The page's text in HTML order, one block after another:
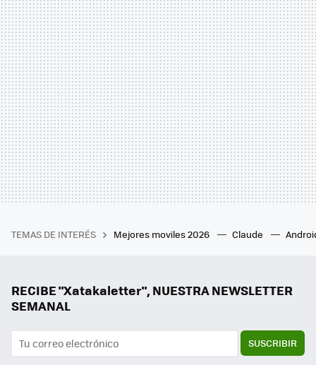
TEMAS DE INTERÉS Mejores moviles 2026 Claude
RECIBE "Xatakaletter", NUESTRA NEWSLETTER
SEMANAL
SUSCRIBIR